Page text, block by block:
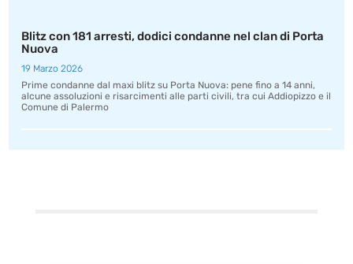
Blitz con 181 arresti, dodici condanne nel clan di Porta
Nuova
19 Marzo 2026
Prime condanne dal maxi blitz su Porta Nuova: pene fino a 14 anni,
alcune assoluzioni e risarcimenti alle parti civili, tra cui Addiopizzo e il
Comune di Palermo